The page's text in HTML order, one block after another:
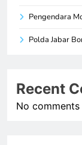
Pengendara
Polda Jabar
Recent
No